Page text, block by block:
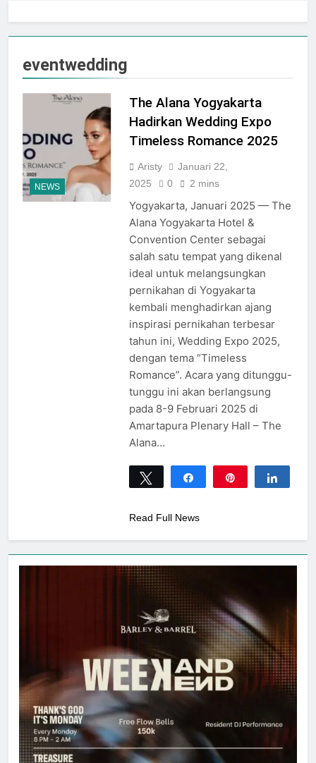
Agustus 2026 Dengan Tema
Nation Heritage
Plaza Ambarrukmo Rayakan
Melalui “INDEPENDENCE
SPIRIT”, Hadirkan Promo
Hingga 80% Dan Rangkaian
Event Spesial
Agustus 3, 2026
eventwedding
NEWS
The Alana Yogyakarta
Hadirkan Wedding Expo
Timeless Romance 2025
Aristy
Januari 22,
2025
0 2 mins
Yogyakarta, Januari 2025 — The
Alana Yogyakarta Hotel &
Convention Center sebagai
salah satu tempat yang dikenal
ideal untuk melangsungkan
pernikahan di Yogyakarta
kembali menghadirkan ajang
inspirasi pernikahan terbesar
tahun ini, Wedding Expo 2025,
dengan tema “Timeless
Romance”. Acara yang ditunggu-
tunggu ini akan berlangsung
pada 8-9 Februari 2025 di
Amartapura Plenary Hall – The
Alana…
Tweet Share
Read Full News